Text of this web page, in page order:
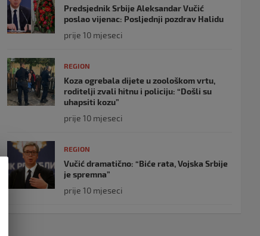
Predsjednik Srbije Aleksandar Vučić
poslao vijenac: Posljednji pozdrav Halidu
prije 10 mjeseci
REGION
Koza ogrebala dijete u zoološkom vrtu,
roditelji zvali hitnu i policiju: “Došli su
uhapsiti kozu”
prije 10 mjeseci
REGION
Vučić dramatično: “Biće rata, Vojska Srbije
je spremna”
prije 10 mjeseci